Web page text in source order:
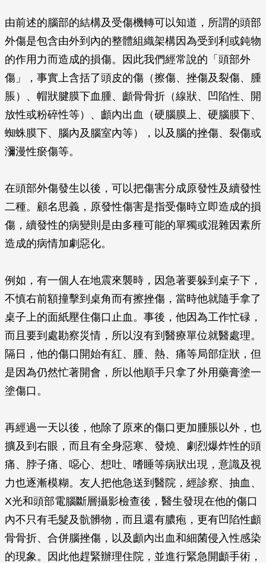
由前述的腦部的結構及受傷機轉可以知道，所謂的頭部
外傷是包含由外到內的整體組織架構因為受到利或鈍物
的作用力而造成的損傷。因此我們經常說的「頭部外
傷」，事實上含括了頭皮的傷（擦傷、挫傷及裂傷、腫
脹）、帽狀腱膜下血腫、顱骨骨折（線狀、凹陷性、開
放性或粉碎性等）、顱內出血（硬腦膜上、硬腦膜下、
蜘蛛膜下、腦內及腦室內等），以及腦的挫傷、裂傷或
瀰漫性瘀傷等。
在頭部外傷發生以後，可以把傷害分成原發性及續發性
二種。顧名思義，原發性傷害是指受傷時立即造成的損
傷，續發性的病變則是由多種可能的單獨或混雜因素所
造成的病情加劇惡化。
例如，有一個人在地震來襲時，因急著要躲到桌子下，
不慎右前額撞擊到桌角而有擦挫傷，當時他就隨手拿了
桌子上的面紙壓住傷口止血。事後，他因為工作忙碌，
而且要到處勘察災情，所以沒有到醫療單位就醫處理。
隔日，他的傷口開始有紅、腫、熱、痛等局部症狀，但
是因為仍然忙著開會，所以他順手只拿了外用藥膏塗一
塗傷口。
再經過一天以後，他除了原來的傷口更加腫脹以外，也
擴及到右眼，而且有全身惡寒、發燒、劇烈爆炸性的頭
痛、脖子痛、噁心、想吐、嗜睡等病狀出現，意識及視
力也逐漸模糊。友人把他急送到醫院，經診察、抽血、
X光和頭部電腦斷層攝影檢查後，醫生發現在他的傷口
內不只有毛髮及骯髒物，而且還有膿疱，更有凹陷性顱
骨骨折、合併腦挫傷，以及顱內出血和細菌侵入性感染
的現象。因此他趕緊辦理住院，並進行緊急開顱手術，